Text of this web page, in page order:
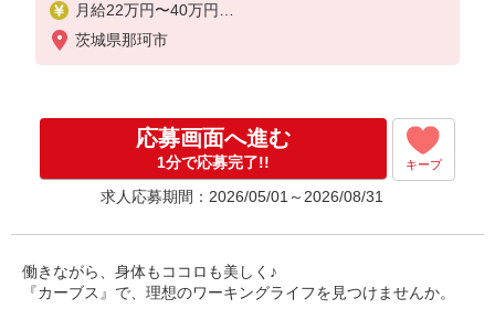
月給22万円〜40万円
研修中 月給20万円〜38万円(研修期間6ヶ月 習熟度に
茨城県那珂市
応募画面へ進む
1分で応募完了!! キープ
求人応募期間：2026/05/01～2026/08/31
働きながら、身体もココロも美しく♪
『カーブス』で、理想のワーキングライフを見つけませんか。